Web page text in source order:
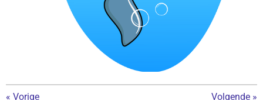
« Vorige Volgende »